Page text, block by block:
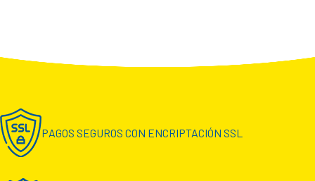
PAGOS SEGUROS CON ENCRIPTACIÓN SSL